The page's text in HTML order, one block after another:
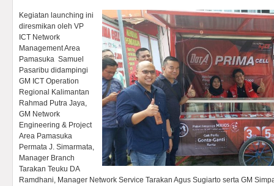
Kegiatan launching ini
diresmikan oleh VP
ICT Network
Management Area
Pamasuka Samuel
Pasaribu didampingi
GM ICT Operation
Regional Kalimantan
Rahmad Putra Jaya,
GM Network
Engineering & Project
Area Pamasuka
Permata J. Simarmata,
Manager Branch
Tarakan Teuku DA
Ramdhani, Manager Network Service Tarakan Agus Sugiarto serta GM